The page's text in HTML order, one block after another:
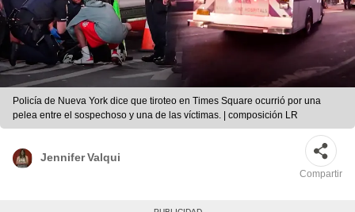
Policía de Nueva York dice que tiroteo en Times Square ocurrió por una
pelea entre el sospechoso y una de las víctimas. | composición LR
Jennifer Valqui
Compartir